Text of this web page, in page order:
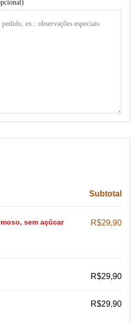
Subtotal
sem açúcar
R$29,90
R$29,90
R$29,90